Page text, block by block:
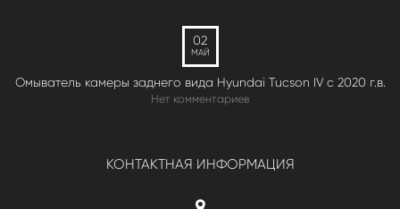
02
МАЙ
Омыватель камеры заднего вида Hyundai Tucson IV c 2020 г.в.
Нет комментариев
КОНТАКТНАЯ ИНФОРМАЦИЯ